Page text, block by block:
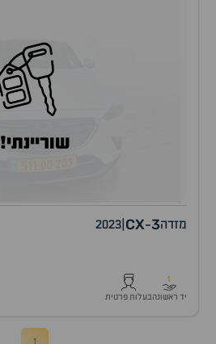
שוריינתי!
מזדה CX-3
2023
1
יד ראשונהבעלות פרטית
1